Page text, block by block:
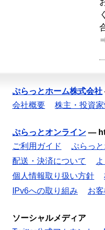
ぷらっとホーム株式会社
会社概要
株主・投資家
ぷらっとオンライン —
ご利用ガイド
ぷらっ
配送・決済について
個人情報取り扱い方針
IPv6への取り組み
お
ソーシャルメディア